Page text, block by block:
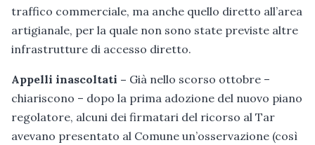
traffico commerciale, ma anche quello diretto all’area
artigianale, per la quale non sono state previste altre
infrastrutture di accesso diretto.
Appelli inascoltati – Già nello scorso ottobre –
chiariscono – dopo la prima adozione del nuovo piano
regolatore, alcuni dei firmatari del ricorso al Tar
avevano presentato al Comune un’osservazione (così